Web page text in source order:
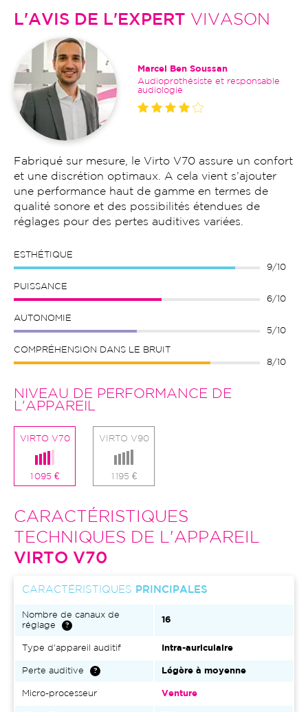
L'AVIS DE L'EXPERT VIVASON
Marcel Ben Soussan
Audioprothésiste et responsable
audiologie
Fabriqué sur mesure, le Virto V70 assure un confort
et une discrétion optimaux. A cela vient s’ajouter
une performance haut de gamme en termes de
qualité sonore et des possibilités étendues de
réglages pour des pertes auditives variées.
ESTHÉTIQUE
9/10
PUISSANCE
6/10
AUTONOMIE
5/10
COMPRÉHENSION DANS LE BRUIT
8/10
NIVEAU DE PERFORMANCE DE
L'APPAREIL
VIRTO V70
1 095 €
VIRTO V90
1 195 €
CARACTÉRISTIQUES
TECHNIQUES DE L'APPAREIL
VIRTO V70
CARACTÉRISTIQUES PRINCIPALES
Nombre de canaux de
réglage
16
Type d'appareil auditif Intra-auriculaire
Perte auditive Légère à moyenne
Micro-processeur Venture